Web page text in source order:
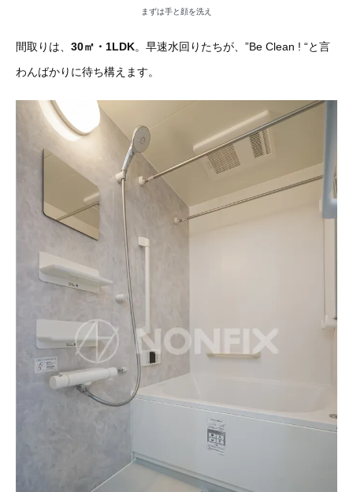
まずは手と顔を洗え
間取りは、 30㎡・1LDK。早速水回りたちが、”Be Clean ! “と言
わんばかりに待ち構えます。